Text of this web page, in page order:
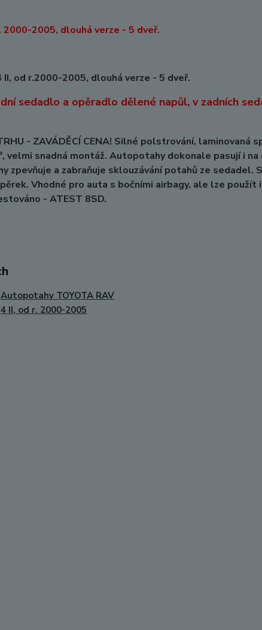
2005, dlouhá verze - 5 dveř.
od r.2000-2005, dlouhá verze - 5 dveř.
sedadlo a opěradlo dělené napůl, v zadních
- ZAVÁDĚCÍ CENA! Silné polstrování,
velmi snadná montáž. Autopotahy dokonale pasují i na
zpevňuje a zabraňuje sklouzávání potahů ze sedadel.
Vhodné pro auta s bočními airbagy, ale lze
- ATEST 8SD.
Autopotahy TOYOTA RAV
4 II, od r. 2000-2005